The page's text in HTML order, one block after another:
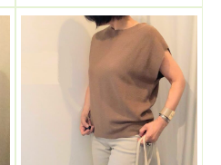
リリス LILITH 靴：オディットエ
オディール FLAGSHOPでバッ
グ：かねまつ（30年前のもの）
ZARAで捕獲したこの派手～なブ